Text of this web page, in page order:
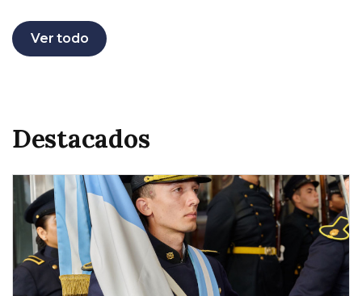
Ver todo
Destacados